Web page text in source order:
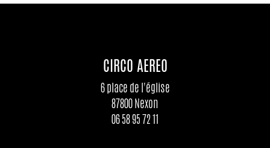
CIRCO AEREO
6 place de l'église
87800 Nexon
06 58 95 72 11